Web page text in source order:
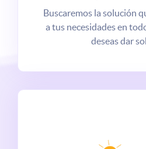
Buscaremos la solución
a tus necesidades en
deseas dar